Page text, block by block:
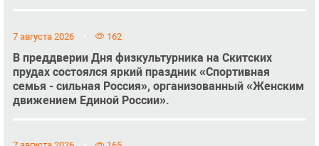
7 августа 2026 162
В преддверии Дня физкультурника на Скитских
прудах состоялся яркий праздник «Спортивная
семья - сильная Россия», организованный «Женским
движением Единой России».